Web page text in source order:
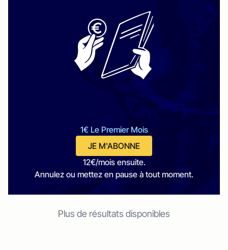
1€ Le Premier Mois
JE M'ABONNE
12€/mois ensuite.
Annulez ou mettez en pause à tout moment.
Plus de résultats disponibles